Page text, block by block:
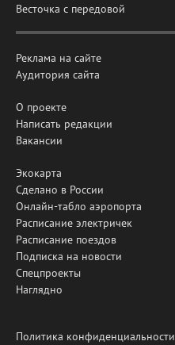
Весточка с передовой
Реклама на сайте
Аудитория сайта
О проекте
Написать редакции
Вакансии
Экокарта
Сделано в России
Онлайн-табло аэропорта
Расписание электричек
Расписание поездов
Подписка на новости
Спецпроекты
Наглядно
Политика конфиденциальности